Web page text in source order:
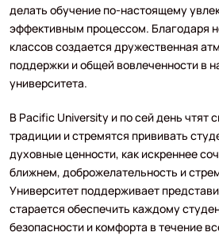
делать обучение по-настоящему
эффективным процессом. Благодаря
классов создается дружественная
поддержки и общей вовлеченности в
университета.
В Pacific University и по сей день чтят
традиции и стремятся прививать
духовные ценности, как искреннее
ближнем, доброжелательность и
Университет поддерживает
старается обеспечить каждому
безопасности и комфорта в течение